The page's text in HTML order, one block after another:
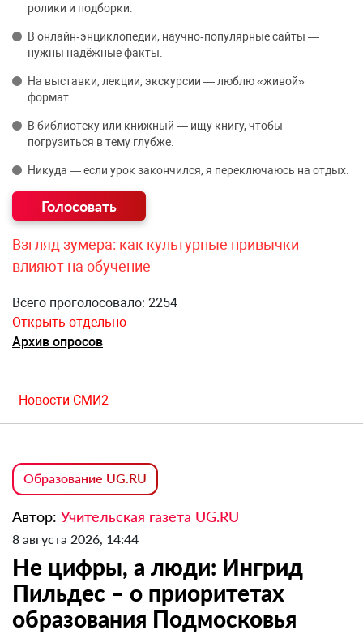
ролики и подборки.
В онлайн‑энциклопедии, научно‑популярные сайты —
нужны надёжные факты.
На выставки, лекции, экскурсии — люблю «живой»
формат.
В библиотеку или книжный — ищу книгу, чтобы
погрузиться в тему глубже.
Никуда — если урок закончился, я переключаюсь на отдых.
Взгляд зумера: как культурные привычки
влияют на обучение
Всего проголосовало: 2254
Открыть отдельно
Архив опросов
Новости СМИ2
Образование UG.RU
Автор: Учительская газета UG.RU
8 августа 2026, 14:44
Не цифры, а люди: Ингрид
Пильдес – о приоритетах
образования Подмосковья